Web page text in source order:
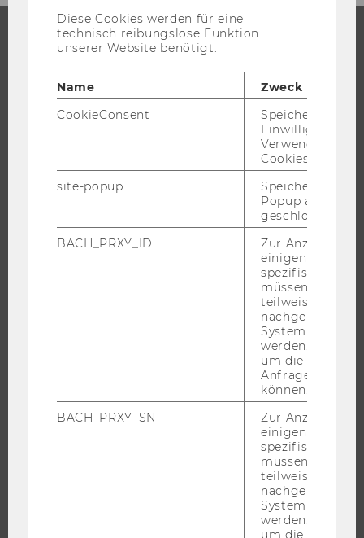
WARUM WU?
BACHELOR
EXECUTIVE EDUCATION
INTERNATIONALE UND INCOMING EXCHANGE STUDIERENDE
ANGEBOTE FÜR SCHULEN UND STUDIENINTERESSIERTE
Diese Cookies werden für eine
technisch reibungslose Funktion
unserer Website benötigt.
Name
Zweck
CookieConsent
Speichert Ihre
Einwilligung zur
Verwendung von
Cookies.
site-popup
Speichert ob ein
Popup
geschlossen
BACH_PRXY_ID
Zur Anzeige von
einigen WU-
spezifischen
müssen
teilweise von
nachgelagerten
System
werden.
um die Antwort
Anfrage
können.
BACH_PRXY_SN
Zur Anzeige von
einigen WU-
spezifischen
müssen
teilweise von
nachgelagerten
System
werden.
um die Antwort